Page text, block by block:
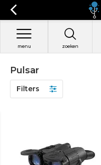
zoeken
menu
Pulsar
Filters